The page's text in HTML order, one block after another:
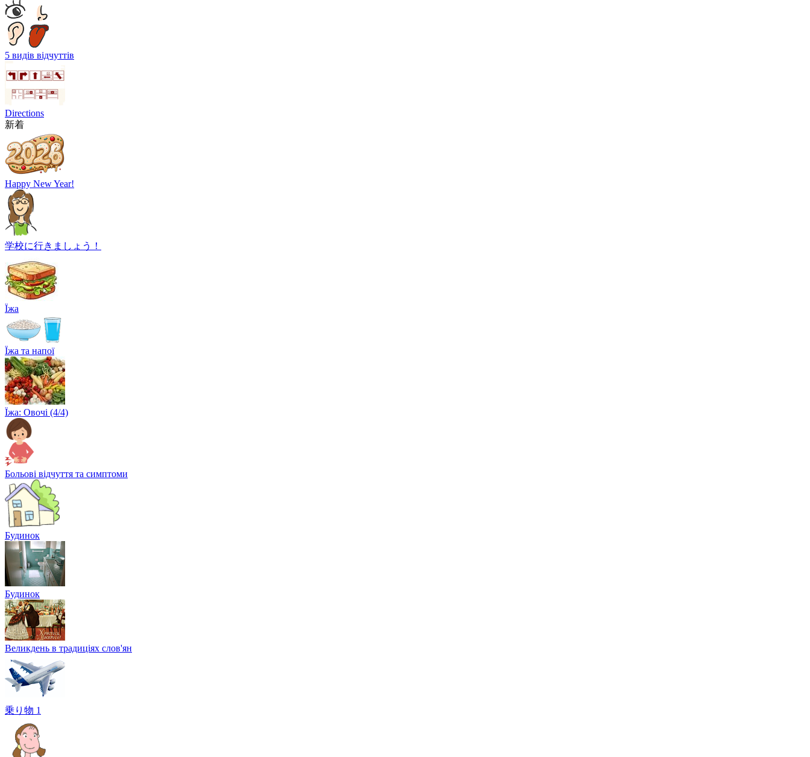
5 видів відчуттів
Directions
新着
Happy New Year!
学校に行きましょう！
Їжа
Їжа та напої
Їжа: Овочі (4/4)
Больові відчуття та симптоми
Будинок
Будинок
Великдень в традиціях слов'ян
乗り物 1